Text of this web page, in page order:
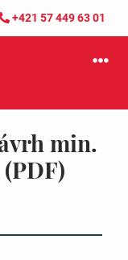
+421 57 449 63 01
min.